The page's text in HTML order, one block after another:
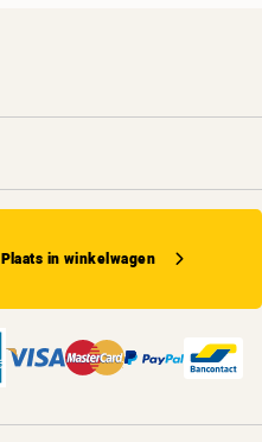
Plaats in winkelwagen